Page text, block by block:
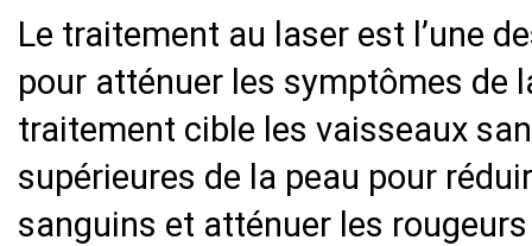
Le traitement au laser est l’une
pour atténuer les symptômes de
traitement cible les vaisseaux
supérieures de la peau pour
sanguins et atténuer les